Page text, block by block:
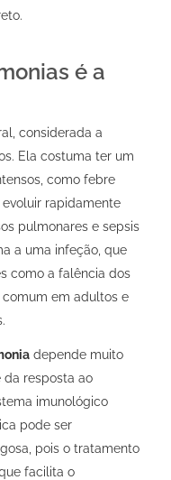
é a
considerada a
Ela costuma ter um
como febre
rapidamente
pulmonares e sepsis
a uma infeção, que
como a falência dos
em adultos e
depende muito
resposta ao
imunológico
pode ser
pois o tratamento
facilita o